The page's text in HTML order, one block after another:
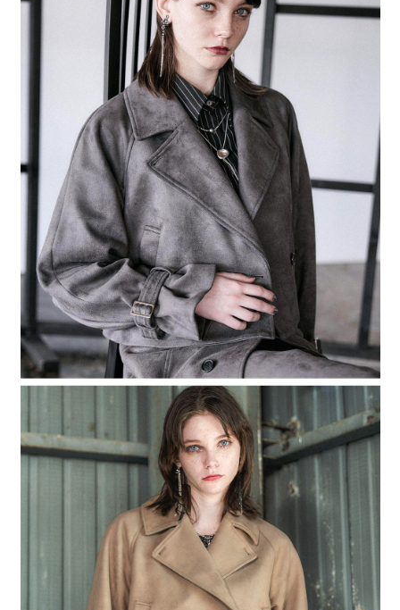
2.透過簡訊連結打開帳單後，可選擇「超商條碼／台灣大直營門市／銀行轉
帳／街口支付／iPASS MONEY」等通路繳費。
1.本服務係由「台灣大哥大股份有限公司」（以下簡稱本公司）所提供，讓
用戶於交易時，得透過本服務購買商品或服務，並由商店將買賣／分期付款
買賣價金債權讓與本公司後，依約使用本公司帳單繳交帳款。
2.基於同意付款使用「大哥付你分期」之契約關係目的，商店將以您的個人
資料（包含姓名、電話或地址）提供予台灣大哥大進項蒐集、處理及利用，
由本公司與您本人進行分期帳單所需資料之確認、核對及更正。
3.完整用戶服務條款，請詳閱以下連結：https://oppay.tw/userRule
結帳頁面，進行簡訊認證並確認金額後，即可完成結帳。
２．訂單成立數日內，您將收到繳費通知簡訊。
３．收到繳費通知簡訊後14天內，點擊此簡訊中的連結，可透過四大超商／
ATM／網路銀行／等多元方式進行付款，方視為交易完成。
※ 請注意：結帳手續完成當下不需立刻繳費，但若您需要取消訂單，請聯絡
購買商品的店家。未經商家同意取消之訂單仍視為有效，需透過AFTEE先享
後付繳納相關費用。
※ 交易是否成功請以「AFTEE先享後付 」之結帳頁面顯示為準，若有關於
是否繳費成功／繳費後需取消欲退款等相關疑問，請聯繫「AFTEE先享後付
客戶支援中心」 https://netprotections.freshdesk.com/support/home
【注意事項】
１．透過由恩沛科技股份有限公司提供之「AFTEE先享後付」服務完成之交
易，需依本服務之必要範圍內提供個人資料，並將交易相關給付款項請求債
權轉讓予恩沛科技股份有限公司。
２．關於個人資料處理事宜，請瀏覽以下網址： https://aftee.tw/terms/#terms3
３．未成年的使用者請事先徵得法定代理人或監護人之同意方可使用
「AFTEE先享後付」，若未經同意申辦者引起之損失，本公司不負相關責
４．使用「AFTEE先享後付」時，將依據個別帳號之用戶狀況，依本公司即
時審查核予不同之上限額度；若仍有額度不足之情形，本公司將視審查結果
請求用戶進行身份認證。
５．嚴禁一人註冊多個帳號或使用他人資訊註冊。若發現惡意使用之情形，
恩沛科技股份有限公司將有權停止該用戶之使用額度並採取法律行動。
每筆NT$80，滿NT$1,500(含以上)免運費
每筆NT$80，滿NT$1,500(含以上)免運費
每筆NT$80，滿NT$1,500(含以上)免運費